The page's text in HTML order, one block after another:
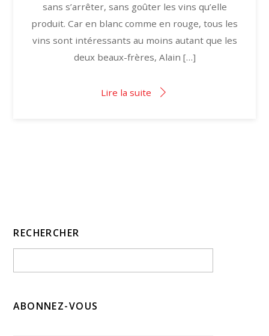
sans s’arrêter, sans goûter les vins qu’elle
produit. Car en blanc comme en rouge, tous les
vins sont intéressants au moins autant que les
deux beaux-frères, Alain […]
Lire la suite
RECHERCHER
ABONNEZ-VOUS